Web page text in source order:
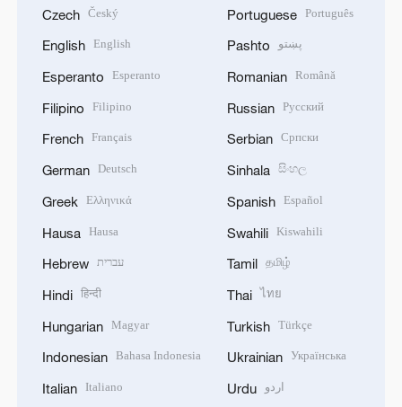
Czech Český
English English
Esperanto Esperanto
Filipino Filipino
French Français
German Deutsch
Greek Ελληνικά
Hausa Hausa
Hebrew עברית
Hindi हिन्दी
Hungarian Magyar
Indonesian Bahasa Indonesia
Italian Italiano
Portuguese Português
Pashto پښتو
Romanian Română
Russian Русский
Serbian Српски
Sinhala සිංහල
Spanish Español
Swahili Kiswahili
Tamil தமிழ்
Thai ไทย
Turkish Türkçe
Ukrainian Українська
Urdu اردو